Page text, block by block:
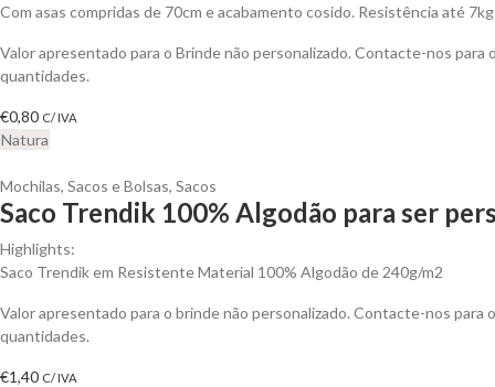
Com asas compridas de 70cm e acabamento cosido. Resistência até
Valor apresentado para o Brinde não personalizado. Contacte-nos
quantidades.
€0,80 C/ IVA
Natura
Mochilas, Sacos e Bolsas, Sacos
Saco Trendik 100% Algodão para ser
Highlights:
Saco Trendik em Resistente Material 100% Algodão de 240g/m2
Valor apresentado para o brinde não personalizado. Contacte-nos
quantidades.
€1,40 C/ IVA